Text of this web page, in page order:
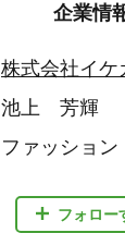
企業情
フォロー
株式会社イケ
池上 芳輝
ファッショ